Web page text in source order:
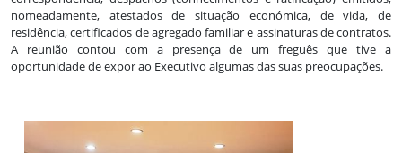
nomeadamente, atestados de situação económica, de vida, de
residência, certificados de agregado familiar e assinaturas de contratos.
A reunião contou com a presença de um freguês que tive a
oportunidade de expor ao Executivo algumas das suas preocupações.